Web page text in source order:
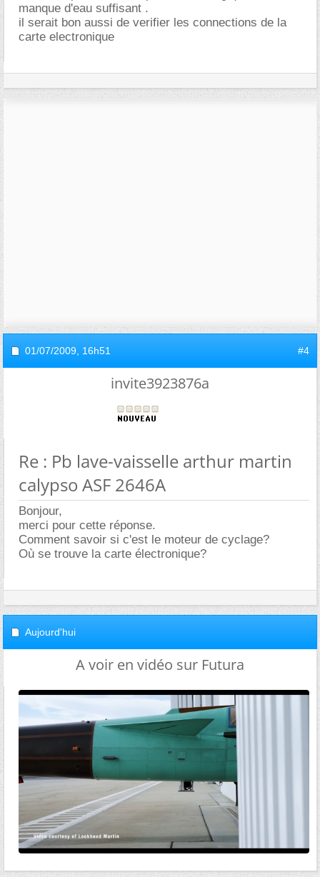
manque d'eau suffisant .
il serait bon aussi de verifier les connections de la
carte electronique
01/07/2009, 16h51 #4
invite3923876a
Re : Pb lave-vaisselle arthur martin
calypso ASF 2646A
Bonjour,
merci pour cette réponse.
Comment savoir si c'est le moteur de cyclage?
Où se trouve la carte électronique?
Aujourd'hui
A voir en vidéo sur Futura